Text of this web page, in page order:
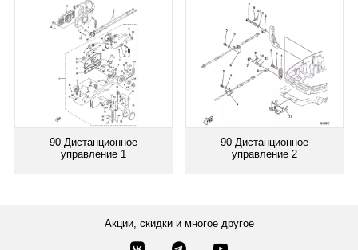
90 Дистанционное
управление 1
90 Дистанционное
управление 2
Акции, скидки и многое другое